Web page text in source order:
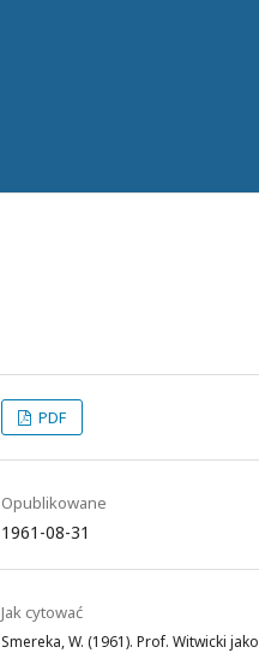
PDF
Opublikowane
1961-08-31
Jak cytować
Smereka, W. (1961). Prof. Witwicki jako